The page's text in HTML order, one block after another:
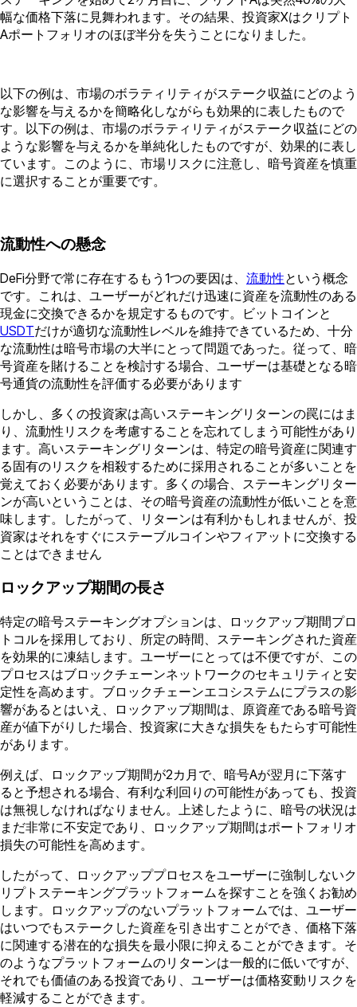
幅な価格下落に見舞われます。その結果、投資家Xはクリプト
Aポートフォリオのほぼ半分を失うことになりました。
以下の例は、市場のボラティリティがステーク収益にどのよう
な影響を与えるかを簡略化しながらも効果的に表したもので
す。以下の例は、市場のボラティリティがステーク収益にどの
ような影響を与えるかを単純化したものですが、効果的に表し
ています。このように、市場リスクに注意し、暗号資産を慎重
に選択することが重要です。
流動性への懸念
DeFi分野で常に存在するもう1つの要因は、 流動性という概念
です。これは、ユーザーがどれだけ迅速に資産を流動性のある
現金に交換できるかを規定するものです。ビットコインと
USDTだけが適切な流動性レベルを維持できているため、十分
な流動性は暗号市場の大半にとって問題であった。従って、暗
号資産を賭けることを検討する場合、ユーザーは基礎となる暗
号通貨の流動性を評価する必要があります
しかし、多くの投資家は高いステーキングリターンの罠にはま
り、流動性リスクを考慮することを忘れてしまう可能性があり
ます。高いステーキングリターンは、特定の暗号資産に関連す
る固有のリスクを相殺するために採用されることが多いことを
覚えておく必要があります。多くの場合、ステーキングリター
ンが高いということは、その暗号資産の流動性が低いことを意
味します。したがって、リターンは有利かもしれませんが、投
資家はそれをすぐにステーブルコインやフィアットに交換する
ことはできません
ロックアップ期間の長さ
特定の暗号ステーキングオプションは、ロックアップ期間プロ
トコルを採用しており、所定の時間、ステーキングされた資産
を効果的に凍結します。ユーザーにとっては不便ですが、この
プロセスはブロックチェーンネットワークのセキュリティと安
定性を高めます。ブロックチェーンエコシステムにプラスの影
響があるとはいえ、ロックアップ期間は、原資産である暗号資
産が値下がりした場合、投資家に大きな損失をもたらす可能性
があります。
例えば、ロックアップ期間が2カ月で、暗号Aが翌月に下落す
ると予想される場合、有利な利回りの可能性があっても、投資
は無視しなければなりません。上述したように、暗号の状況は
まだ非常に不安定であり、ロックアップ期間はポートフォリオ
損失の可能性を高めます。
したがって、ロックアッププロセスをユーザーに強制しないク
リプトステーキングプラットフォームを探すことを強くお勧め
します。ロックアップのないプラットフォームでは、ユーザー
はいつでもステークした資産を引き出すことができ、価格下落
に関連する潜在的な損失を最小限に抑えることができます。そ
のようなプラットフォームのリターンは一般的に低いですが、
それでも価値のある投資であり、ユーザーは価格変動リスクを
軽減することができます。